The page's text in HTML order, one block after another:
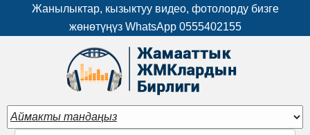
Жанылыктар, кызыктуу видео, фотолорду бизге
жөнөтүңүз WhatsApp 0555402155